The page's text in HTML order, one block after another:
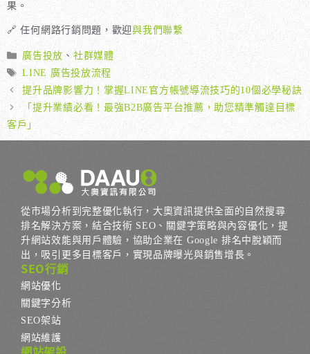
果。
🔗 任何網路行銷問題，歡迎與我們聯繫
分
類
廣告投放 、 社群媒體
標
籤
LINE 廣告投放流程
提升品牌影響力！掌握LINE官方帳號導流技巧的10個必學秘訣
「提升業績必看！最強B2B廣告平台推薦，助您精準觸達目標
客戶」
從市場分析到完整優化執行，大奧資訊提供全面的自然搜尋
排名解決方案，結合技術 SEO、關鍵字策略與內容優化，提
升網站效能與用戶體驗，協助企業在 Google 排名中脫穎而
出，吸引更多目標客戶，實現品牌曝光與銷售增長。
SEO行銷
網站優化
關鍵字分析
SEO架站
網站維護